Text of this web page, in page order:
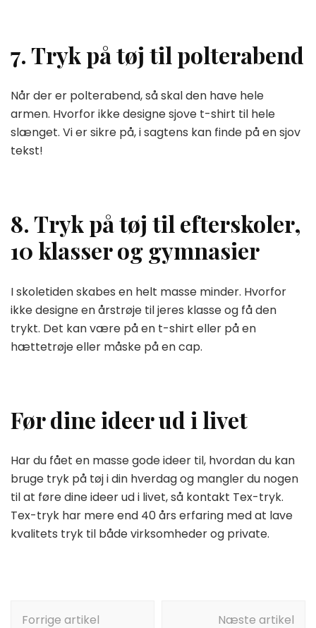
7. Tryk på tøj til polterabend
Når der er polterabend, så skal den have hele
armen. Hvorfor ikke designe sjove t-shirt til hele
slænget. Vi er sikre på, i sagtens kan finde på en sjov
tekst!
8. Tryk på tøj til efterskoler,
10 klasser og gymnasier
I skoletiden skabes en helt masse minder. Hvorfor
ikke designe en årstrøje til jeres klasse og få den
trykt. Det kan være på en t-shirt eller på en
hættetrøje eller måske på en cap.
Før dine ideer ud i livet
Har du fået en masse gode ideer til, hvordan du kan
bruge tryk på tøj i din hverdag og mangler du nogen
til at føre dine ideer ud i livet, så kontakt Tex-tryk.
Tex-tryk har mere end 40 års erfaring med at lave
kvalitets tryk til både virksomheder og private.
Forrige artikel Næste artikel